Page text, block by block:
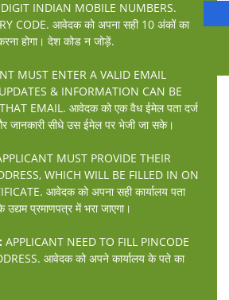
INDIAN MOBILE NUMBERS.
CODE. आवेदक को अपना सही 10 अंकों का
होगा। देश कोड न जोड़ें.
MUST ENTER A VALID EMAIL
& INFORMATION CAN BE
EMAIL. आवेदक को एक वैध ईमेल पता दर्ज
जानकारी सीधे उस ईमेल पर भेजी जा सके।
MUST PROVIDE THEIR
WHICH WILL BE FILLED IN ON
आवेदक को अपना सही कार्यालय पता
उद्यम प्रमाणपत्र में भरा जाएगा।
APPLICANT NEED TO FILL PINCODE
आवेदक को अपने कार्यालय के पते का